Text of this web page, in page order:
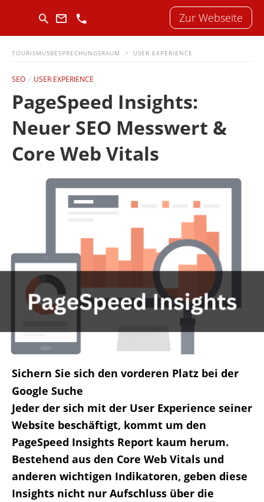
Zur Webseite
TOURISMUSBESPRECHUNGSRAUM USER EXPERIENCE
SEO USER EXPERIENCE
PageSpeed Insights:
Neuer SEO Messwert &
Core Web Vitals
Sichern Sie sich den vorderen Platz bei der
Google Suche
Jeder der sich mit der User Experience seiner
Website beschäftigt, kommt um den
PageSpeed Insights Report kaum herum.
Bestehend aus den Core Web Vitals und
anderen wichtigen Indikatoren, geben diese
Insights nicht nur Aufschluss über die